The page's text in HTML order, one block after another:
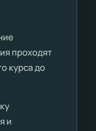
проходят
курса до
и